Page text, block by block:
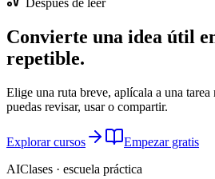
Después de leer
Convierte una idea útil
repetible.
Elige una ruta breve, aplícala a una
puedas revisar, usar o compartir.
Explorar cursos
Empezar gratis
AIClases · escuela práctica